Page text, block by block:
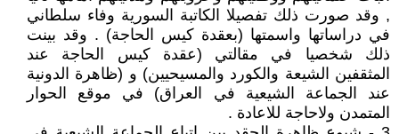
, وقد صورت ذلك تفصيلا الكاتبة السورية وفاء سلطاني
في دراساتها واسمتها (بعقدة كيس الحاجة) . وقد بينت
ذلك شخصيا في مقالتي (عقدة كيس الحاجة عند
المثقفين الشيعة والكورد والمسيحيين) و (ظاهرة الدونية
عند الجماعة الشيعية في العراق) في موقع الحوار
المتمدن ولاحاجة للاعادة .